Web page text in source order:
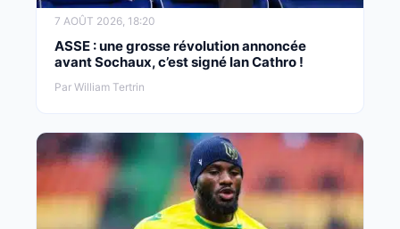
7 AOÛT 2026, 18:20
ASSE : une grosse révolution annoncée
avant Sochaux, c’est signé Ian Cathro !
Par William Tertrin